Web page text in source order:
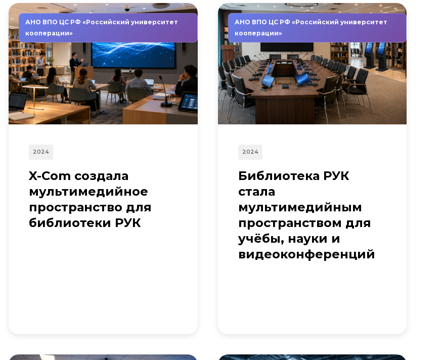
АНО ВПО ЦС РФ «Российский университет
кооперации»
2024
X-Com создала
мультимедийное
пространство для
библиотеки РУК
АНО ВПО ЦС РФ «Российский университет
кооперации»
2024
Библиотека РУК
стала
мультимедийным
пространством для
учёбы, науки и
видеоконференций